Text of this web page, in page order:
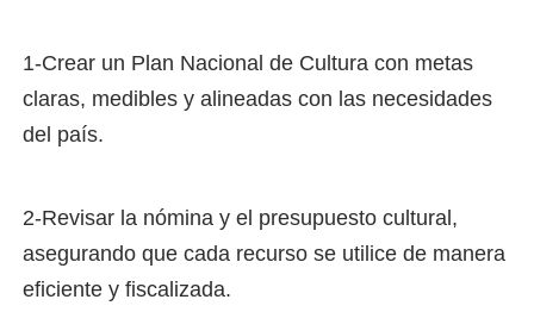
1-Crear un Plan Nacional de Cultura con metas
claras, medibles y alineadas con las necesidades
del país.
2-Revisar la nómina y el presupuesto cultural,
asegurando que cada recurso se utilice de manera
eficiente y fiscalizada.